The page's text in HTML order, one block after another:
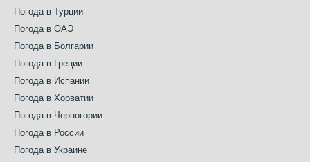
Погода в Турции
Погода в ОАЭ
Погода в Болгарии
Погода в Греции
Погода в Испании
Погода в Хорватии
Погода в Черногории
Погода в России
Погода в Украине